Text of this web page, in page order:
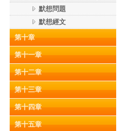
默想問題
默想經文
第十章
第十一章
第十二章
第十三章
第十四章
第十五章